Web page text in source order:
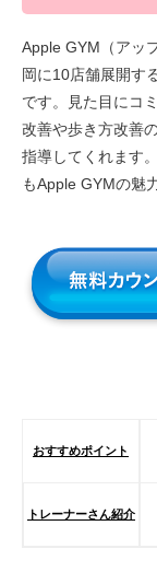
Apple GYM（アッ
岡に10店舗展開す
です。見た目にコ
改善や歩き方改善
指導してくれます
もApple GYMの魅
おすすめポイント
トレーナーさん紹介